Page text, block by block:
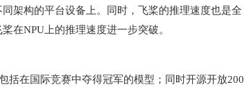
架构的平台设备上。同时，飞桨的推理速度也是全
在NPU上的推理速度进一步突破。
括在国际竞赛中夺得冠军的模型；同时开源开放200